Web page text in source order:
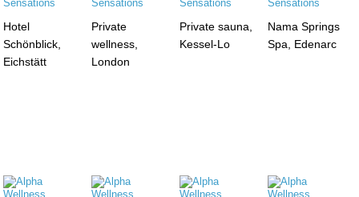
Hotel
Schönblick,
Eichstätt
Private
wellness,
London
Private sauna,
Kessel-Lo
Nama Springs
Spa, Edenarc